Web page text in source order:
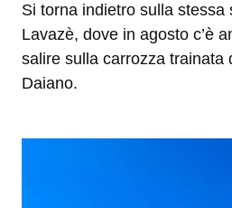
Si torna indietro sulla stessa
Lavazè, dove in agosto c’è
salire sulla carrozza trainata
Daiano.